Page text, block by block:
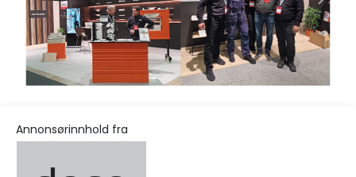
Annonsørinnhold fra